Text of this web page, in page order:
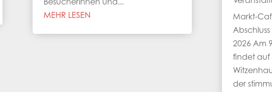
Besucherinnen und...
MEHR LESEN
Markt-
2026 Am
findet auf
der